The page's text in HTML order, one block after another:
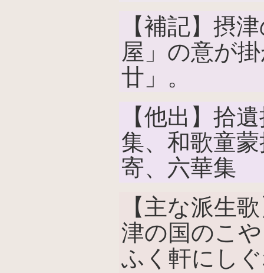
【補記】摂
屋」の意が
廿」。
【他出】拾
集、和歌童
寄、六華集
【主な派生
津の国のこ
ふく軒にし